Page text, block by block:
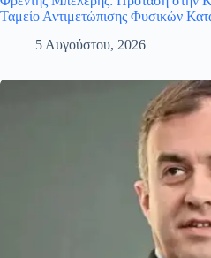
Ταμείο Αντιμετώπισης Φυσικών
5 Αυγούστου, 2026